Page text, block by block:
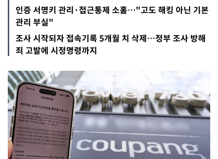
인증 서명키 관리·접근통제 소홀…"고도 해킹 아닌 기본
관리 부실"
조사 시작되자 접속기록 5개월 치 삭제…정부 조사 방해
죄 고발에 시정명령까지